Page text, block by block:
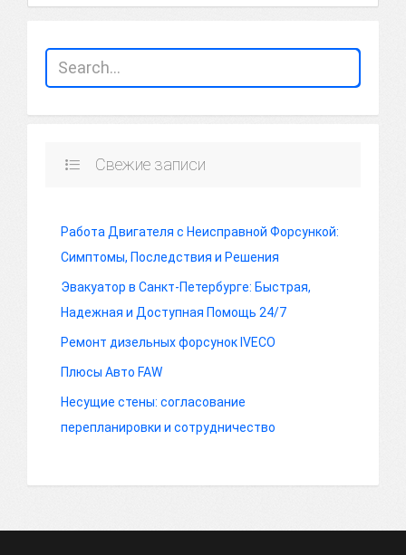
Свежие записи
Работа Двигателя с Неисправной Форсункой:
Симптомы, Последствия и Решения
Эвакуатор в Санкт-Петербурге: Быстрая,
Надежная и Доступная Помощь 24/7
Ремонт дизельных форсунок IVECO
Плюсы Авто FAW
Несущие стены: согласование
перепланировки и сотрудничество